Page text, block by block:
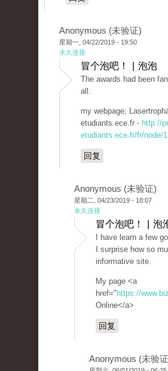
Anonymous (未验证)
星期一, 04/22/2019 - 19:50
永久连接
冒个泡吧！ | 泡泡
The awards had been
all.
my webpage;
etudiants.ece.fr - http://
etudiants.ece.fr/fr/node/
回复
Anonymous (未验证)
星期二, 04/23/2019 - 18:07
永久连接
冒个泡吧！ | 泡
I have learn a few
I surprise how so
informative site.
My page <a
href=" https://
Online</a>
回复
Anonymous (未验